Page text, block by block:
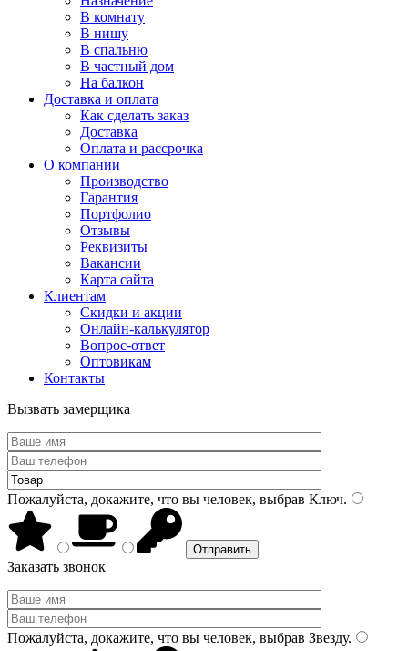
В комнату
В нишу
В спальню
В частный дом
На балкон
Доставка и оплата
Как сделать заказ
Доставка
Оплата и рассрочка
О компании
Производство
Гарантия
Портфолио
Отзывы
Реквизиты
Вакансии
Карта сайта
Клиентам
Скидки и акции
Онлайн-калькулятор
Вопрос-ответ
Оптовикам
Контакты
Вызвать замерщика
Пожалуйста, докажите, что вы человек, выбрав Ключ.
Заказать звонок
Пожалуйста, докажите, что вы человек, выбрав Звезду.